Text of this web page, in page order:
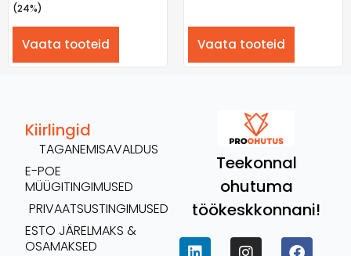
(24%)
Vaata tooteid Vaata tooteid
Teekonnal
ohutuma
töökeskkonnani!
Kiirlingid
TAGANEMISAVALDUS
E-POE
MÜÜGITINGIMUSED
PRIVAATSUSTINGIMUSED
ESTO JÄRELMAKS &
OSAMAKSED